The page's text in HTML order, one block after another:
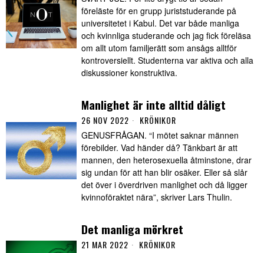
föreläste för en grupp juriststuderande på
universitetet i Kabul. Det var både manliga
och kvinnliga studerande och jag fick föreläsa
om allt utom familjerätt som ansågs alltför
kontroversiellt. Studenterna var aktiva och alla
diskussioner konstruktiva.
Manlighet är inte alltid dåligt
26 NOV 2022 KRÖNIKOR
GENUSFRÅGAN. “I mötet saknar männen
förebilder. Vad händer då? Tänkbart är att
mannen, den heterosexuella åtminstone, drar
sig undan för att han blir osäker. Eller så slår
det över i överdriven manlighet och då ligger
kvinnoföraktet nära”, skriver Lars Thulin.
Det manliga mörkret
21 MAR 2022 KRÖNIKOR